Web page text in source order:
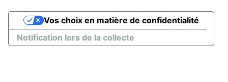
Notification lors de la collecte
Vos choix en matière de confidentialité